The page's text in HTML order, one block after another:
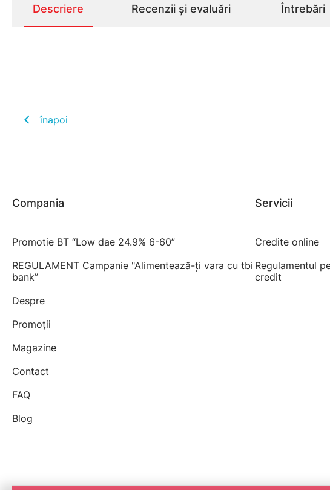
Descriere Recenzii și evaluări Întrebări
înapoi
Compania
Promotie BT “Low dae 24.9% 6-60”
REGULAMENT Campanie "Alimentează-ți vara cu tbi
bank”
Despre
Promoții
Magazine
Contact
FAQ
Blog
Servicii
Credite online
Regulamentul
credit